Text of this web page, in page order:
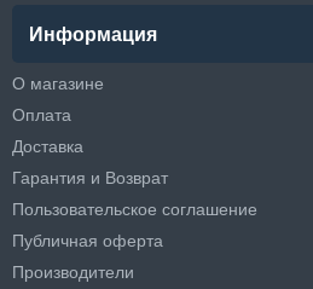
Информация
О магазине
Оплата
Доставка
Гарантия и Возврат
Пользовательское соглашение
Публичная оферта
Производители